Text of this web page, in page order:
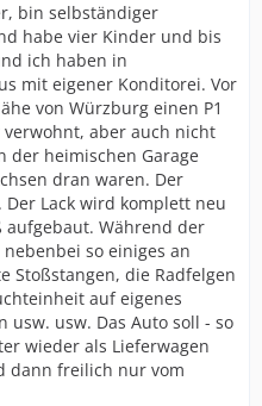
bin selbständiger
habe vier Kinder und bis
ich haben in
mit eigener Konditorei. Vor
von Würzburg einen P1
aber auch nicht
der heimischen Garage
dran waren. Der
Lack wird komplett neu
Während der
so einiges an
Stoßstangen, die Radfelgen
auf eigenes
usw. Das Auto soll - so
wieder als Lieferwagen
dann freilich nur vom